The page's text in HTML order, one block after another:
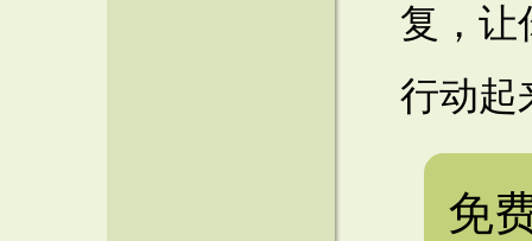
复，让
行动起
免